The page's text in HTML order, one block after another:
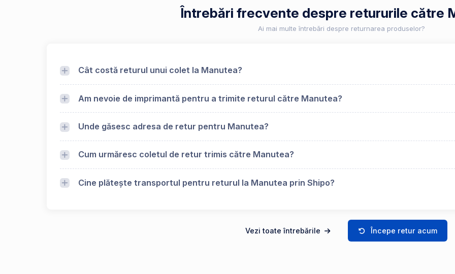
Întrebări frecvente despre retururile către
Ai mai multe întrebări despre returnarea produselor?
Cât costă returul unui colet la Manutea?
Am nevoie de imprimantă pentru a trimite returul către Manutea?
Unde găsesc adresa de retur pentru Manutea?
Cum urmăresc coletul de retur trimis către Manutea?
Cine plătește transportul pentru returul la Manutea prin Shipo?
Vezi toate întrebările Începe retur acum